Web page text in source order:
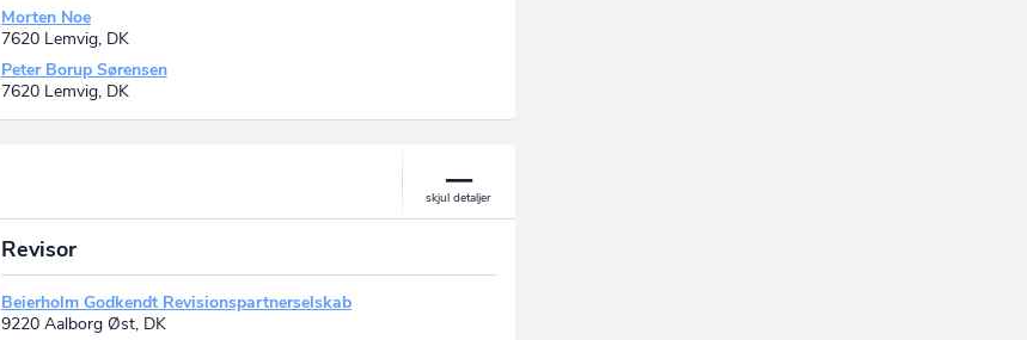
Morten Noe
7620 Lemvig, DK
Peter Borup Sørensen
7620 Lemvig, DK
Revisor
Beierholm Godkendt Revisionspartnerselskab
9220 Aalborg Øst, DK